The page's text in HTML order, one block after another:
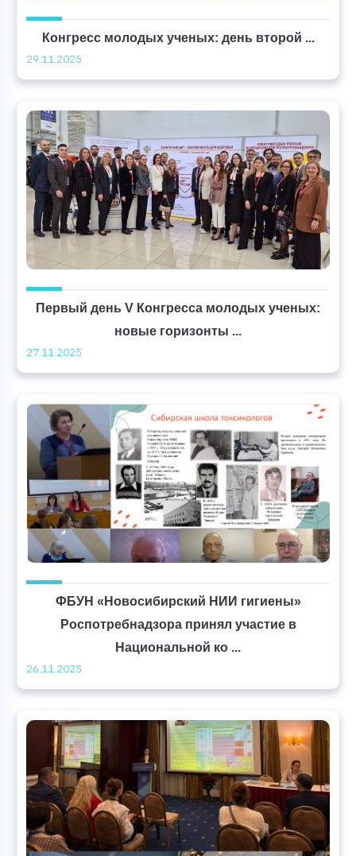
Конгресс молодых ученых: день второй ...
29.11.2025
Первый день V Конгресса молодых ученых:
новые горизонты ...
27.11.2025
ФБУН «Новосибирский НИИ гигиены»
Роспотребнадзора принял участие в
Национальной ко ...
26.11.2025